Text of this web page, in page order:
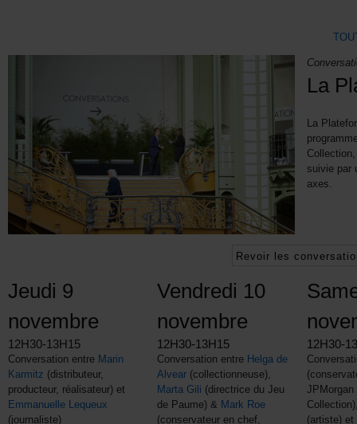
La
La
suivie par
axes.
Revoir les
Jeudi 9
novembre
12H30-13H15
Conversation entre Marin
Karmitz (distributeur,
producteur, réalisateur) et
Emmanuelle Lequeux
(journaliste)
Vendredi 10
novembre
12H30-13H15
Conversation entre Helga de
Alvear (collectionneuse),
Marta Gili (directrice du Jeu
de Paume) & Mark Roe
(conservateur en chef,
12H30-
JPMorgan
(artiste) et